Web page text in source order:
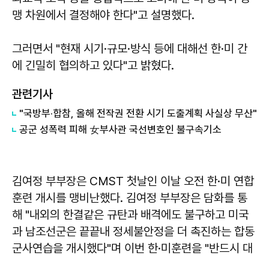
맹 차원에서 결정해야 한다"고 설명했다.
그러면서 "현재 시기·규모·방식 등에 대해선 한·미 간
에 긴밀히 협의하고 있다"고 밝혔다.
관련기사
"국방부·합참, 올해 전작권 전환 시기 도출계획 사실상 무산"
공군 성폭력 피해 女부사관 국선변호인 불구속기소
김여정 부부장은 CMST 첫날인 이날 오전 한·미 연합
훈련 개시를 맹비난했다. 김여정 부부장은 담화를 통
해 "내외의 한결같은 규탄과 배격에도 불구하고 미국
과 남조선군은 끝끝내 정세불안정을 더 촉진하는 합동
군사연습을 개시했다"며 이번 한·미훈련을 "반드시 대